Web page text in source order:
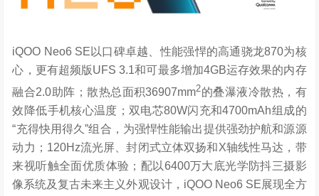
iQOO Neo6 SE以口碑卓越、性能强悍的高通骁龙870为核
心，更有超频版UFS 3.1和可最多增加4GB运存效果的内存
融合2.0助阵；散热总面积36907mm2的叠瀑液冷散热，有
效降低手机核心温度；双电芯80W闪充和4700mAh组成的
“充得快用得久”组合，为强悍性能输出提供强劲护航和源源
动力；120Hz流光屏、封闭式立体双扬和X轴线性马达，带
来视听触全面优质体验；配以6400万大底光学防抖三摄影
像系统及复古未来主义外观设计，iQOO Neo6 SE展现全方